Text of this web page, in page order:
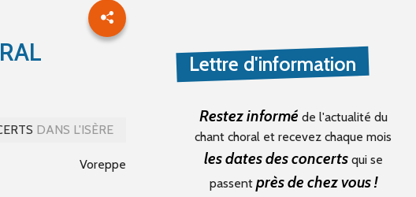
Questions fréquentes
Autres
DANS L'ISÈRE
Voreppe
Lettre d'information
Restez informé de l'actualité du
chant choral et recevez chaque mois
les dates des concertsqui se
passent près de chez vous !